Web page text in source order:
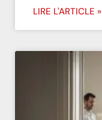
LIRE L'ARTICLE »